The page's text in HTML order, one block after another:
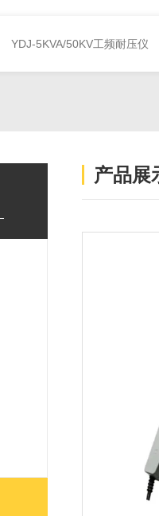
YDJ-5KVA/50KV工频耐压仪
产品展